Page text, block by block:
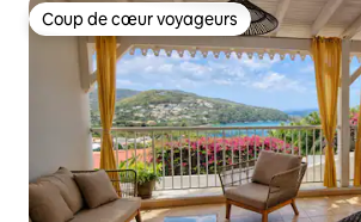
Coup de cœur voyageurs
Coup de cœur voyageurs